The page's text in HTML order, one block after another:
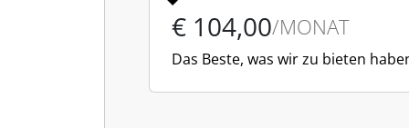
€ 104,00/MONAT
Das Beste, was wir zu bieten